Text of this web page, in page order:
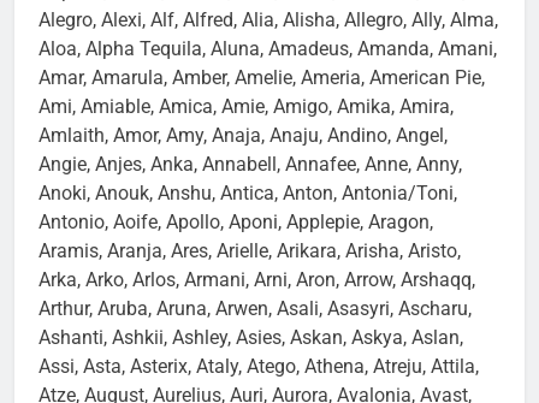
Alegro, Alexi, Alf, Alfred, Alia, Alisha, Allegro, Ally, Alma,
Aloa, Alpha Tequila, Aluna, Amadeus, Amanda, Amani,
Amar, Amarula, Amber, Amelie, Ameria, American Pie,
Ami, Amiable, Amica, Amie, Amigo, Amika, Amira,
Amlaith, Amor, Amy, Anaja, Anaju, Andino, Angel,
Angie, Anjes, Anka, Annabell, Annafee, Anne, Anny,
Anoki, Anouk, Anshu, Antica, Anton, Antonia/Toni,
Antonio, Aoife, Apollo, Aponi, Applepie, Aragon,
Aramis, Aranja, Ares, Arielle, Arikara, Arisha, Aristo,
Arka, Arko, Arlos, Armani, Arni, Aron, Arrow, Arshaqq,
Arthur, Aruba, Aruna, Arwen, Asali, Asasyri, Ascharu,
Ashanti, Ashkii, Ashley, Asies, Askan, Askya, Aslan,
Assi, Asta, Asterix, Ataly, Atego, Athena, Atreju, Attila,
Atze, August, Aurelius, Auri, Aurora, Avalonia, Avast,